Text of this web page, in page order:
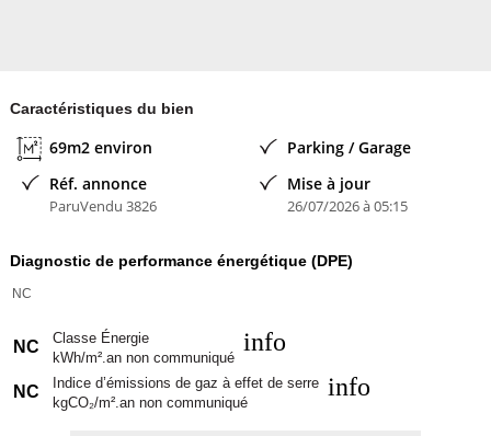
Caractéristiques du bien
69m2 environ
Parking / Garage
Réf. annonce
ParuVendu 3826
Mise à jour
26/07/2026 à 05:15
Diagnostic de performance énergétique (DPE)
NC
NC
Classe Énergie
kWh/m².an non communiqué
info
NC
Indice d’émissions de gaz à effet de serre
kgCO₂/m².an non communiqué
info